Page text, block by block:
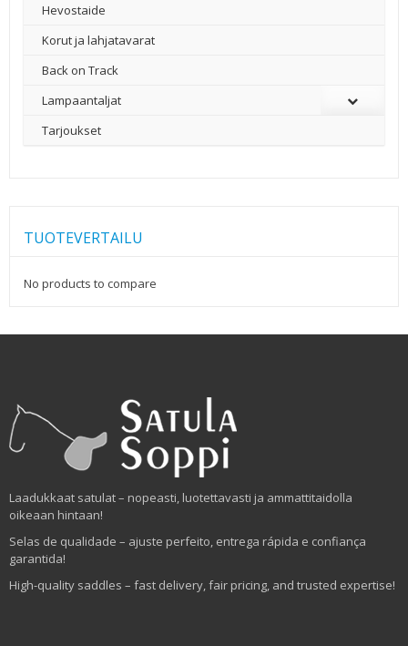
Hevostaide
Korut ja lahjatavarat
Back on Track
Lampaantaljat
Tarjoukset
TUOTEVERTAILU
No products to compare
Laadukkaat satulat – nopeasti, luotettavasti ja ammattitaidolla
oikeaan hintaan!
Selas de qualidade – ajuste perfeito, entrega rápida e confiança
garantida!
High-quality saddles – fast delivery, fair pricing, and trusted expertise!